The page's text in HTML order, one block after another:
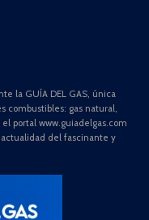
la GUÍA DEL GAS, única
combustibles: gas natural,
portal www.guiadelgas.com
del fascinante y